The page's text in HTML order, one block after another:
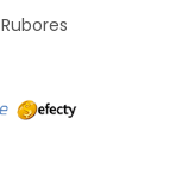
Rubores